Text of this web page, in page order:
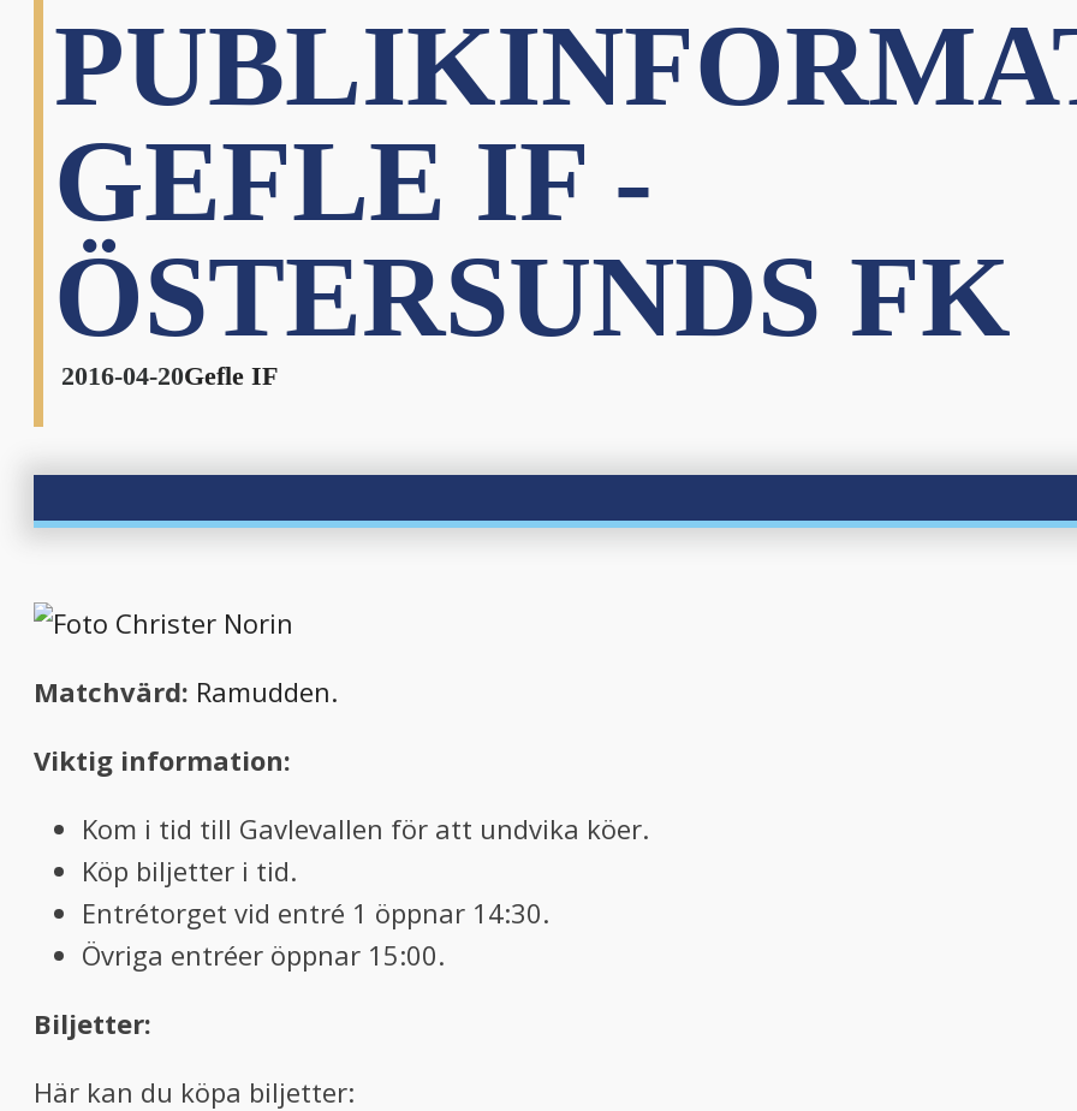
GEFLE IF -
ÖSTERSUNDS FK
2016-04-20Gefle IF
Matchvärd: Ramudden.
Viktig information:
Kom i tid till Gavlevallen för att undvika köer.
Köp biljetter i tid.
Entrétorget vid entré 1 öppnar 14:30.
Övriga entréer öppnar 15:00.
Biljetter:
Här kan du köpa biljetter: